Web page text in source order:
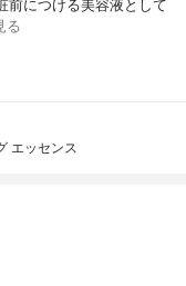
前につける美容液として
る
エッセンス